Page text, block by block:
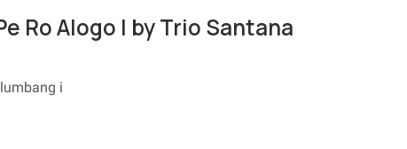
Ro Alogo I by Trio Santana
i